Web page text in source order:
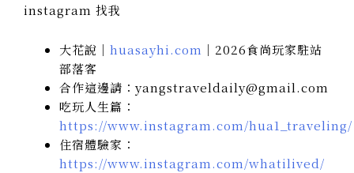
instagram 找我
大花說｜ huasayhi.com ｜2026食尚玩家駐站
部落客
合作這邊請：yangstraveldaily@gmail.com
吃玩人生篇：
https://www.instagram.com/hua1_traveling/
住宿體驗家：
https://www.instagram.com/whatilived/